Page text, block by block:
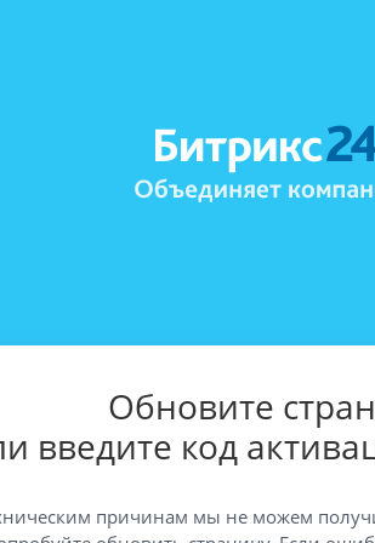
Обновите
введите код
причинам мы не можем